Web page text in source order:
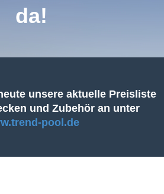
da!
unsere aktuelle Preisliste
und Zubehör an unter
pool.de